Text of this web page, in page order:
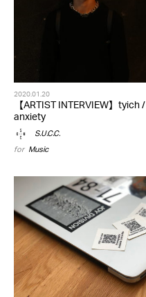
2020.01.20
【ARTIST INTERVIEW】tyich /
anxiety
S.U.C.C.
for Music